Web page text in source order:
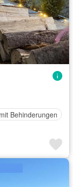
Behinderungen